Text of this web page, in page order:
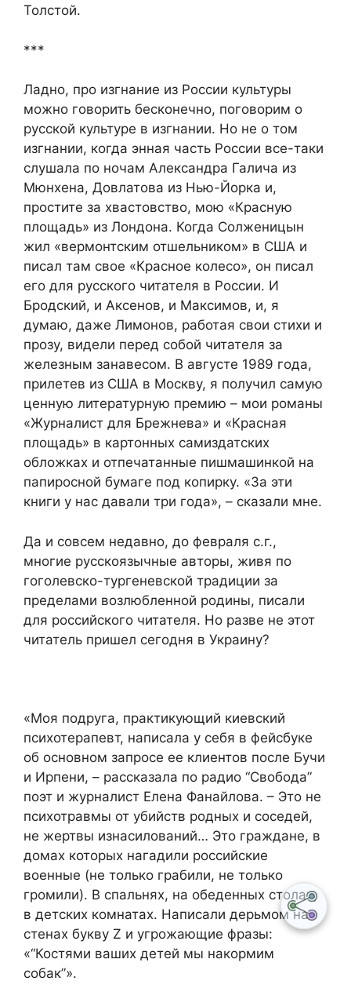
Толстой.
***
Ладно, про изгнание из России культуры
можно говорить бесконечно, поговорим о
русской культуре в изгнании. Но не о том
изгнании, когда энная часть России все-таки
слушала по ночам Александра Галича из
Мюнхена, Довлатова из Нью-Йорка и,
простите за хвастовство, мою «Красную
площадь» из Лондона. Когда Солженицын
жил «вермонтским отшельником» в США и
писал там свое «Красное колесо», он писал
его для русского читателя в России. И
Бродский, и Аксенов, и Максимов, и, я
думаю, даже Лимонов, работая свои стихи и
прозу, видели перед собой читателя за
железным занавесом. В августе 1989 года,
прилетев из США в Москву, я получил самую
ценную литературную премию – мои романы
«Журналист для Брежнева» и «Красная
площадь» в картонных самиздатских
обложках и отпечатанные пишмашинкой на
папиросной бумаге под копирку. «За эти
книги у нас давали три года», – сказали мне.
Да и совсем недавно, до февраля с.г.,
многие русскоязычные авторы, живя по
гоголевско-тургеневской традиции за
пределами возлюбленной родины, писали
для российского читателя. Но разве не этот
читатель пришел сегодня в Украину?
«Моя подруга, практикующий киевский
психотерапевт, написала у себя в фейсбуке
об основном запросе ее клиентов после Бучи
и Ирпени, – рассказала по радио “Свобода”
поэт и журналист Елена Фанайлова. – Это не
психотравмы от убийств родных и соседей,
не жертвы изнасилований… Это граждане, в
домах которых нагадили российские
военные (не только грабили, не только
громили). В спальнях, на обеденных столах,
в детских комнатах. Написали дерьмом на
стенах букву Z и угрожающие фразы:
«“Костями ваших детей мы накормим
собак”».